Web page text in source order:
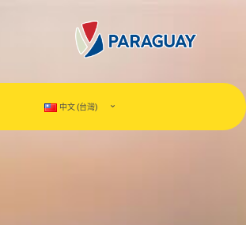
中文 (台灣)